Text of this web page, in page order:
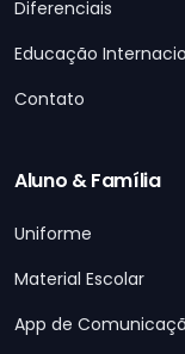
Diferenciais
Educação
Contato
Aluno & Família
Uniforme
Material Escolar
App de